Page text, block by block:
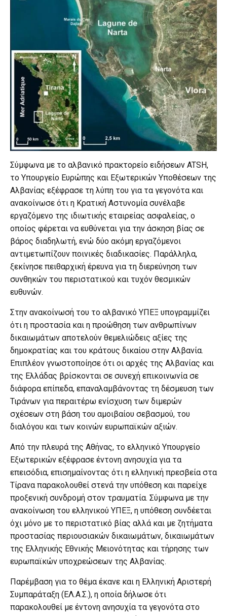
Σύμφωνα με το αλβανικό πρακτορείο ειδήσεων ATSH,
το Υπουργείο Ευρώπης και Εξωτερικών Υποθέσεων της
Αλβανίας εξέφρασε τη λύπη του για τα γεγονότα και
ανακοίνωσε ότι η Κρατική Αστυνομία συνέλαβε
εργαζόμενο της ιδιωτικής εταιρείας ασφαλείας, ο
οποίος φέρεται να ευθύνεται για την άσκηση βίας σε
βάρος διαδηλωτή, ενώ δύο ακόμη εργαζόμενοι
αντιμετωπίζουν ποινικές διαδικασίες. Παράλληλα,
ξεκίνησε πειθαρχική έρευνα για τη διερεύνηση των
συνθηκών του περιστατικού και τυχόν θεσμικών
ευθυνών.
Στην ανακοίνωσή του το αλβανικό ΥΠΕΞ υπογραμμίζει
ότι η προστασία και η προώθηση των ανθρωπίνων
δικαιωμάτων αποτελούν θεμελιώδεις αξίες της
δημοκρατίας και του κράτους δικαίου στην Αλβανία.
Επιπλέον γνωστοποίησε ότι οι αρχές της Αλβανίας και
της Ελλάδας βρίσκονται σε συνεχή επικοινωνία σε
διάφορα επίπεδα, επαναλαμβάνοντας τη δέσμευση των
Τιράνων για περαιτέρω ενίσχυση των διμερών
σχέσεων στη βάση του αμοιβαίου σεβασμού, του
διαλόγου και των κοινών ευρωπαϊκών αξιών.
Από την πλευρά της Αθήνας, το ελληνικό Υπουργείο
Εξωτερικών εξέφρασε έντονη ανησυχία για τα
επεισόδια, επισημαίνοντας ότι η ελληνική πρεσβεία στα
Τίρανα παρακολουθεί στενά την υπόθεση και παρείχε
προξενική συνδρομή στον τραυματία. Σύμφωνα με την
ανακοίνωση του ελληνικού ΥΠΕΞ, η υπόθεση συνδέεται
όχι μόνο με το περιστατικό βίας αλλά και με ζητήματα
προστασίας περιουσιακών δικαιωμάτων, δικαιωμάτων
της Ελληνικής Εθνικής Μειονότητας και τήρησης των
ευρωπαϊκών υποχρεώσεων της Αλβανίας.
Παρέμβαση για το θέμα έκανε και η Ελληνική Αριστερή
Συμπαράταξη (ΕΛ.Α.Σ.), η οποία δήλωσε ότι
παρακολουθεί με έντονη ανησυχία τα γεγονότα στο